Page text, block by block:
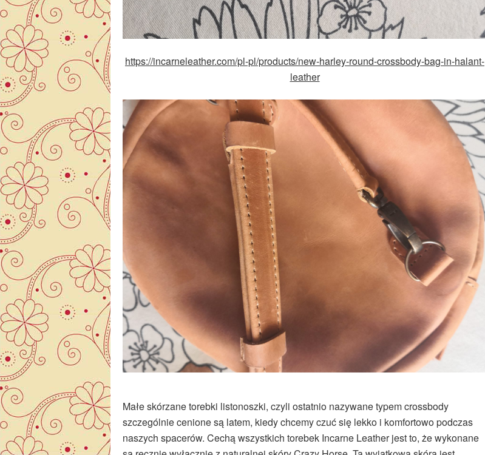
https://incarneleather.com/pl-pl/products/new-harley-round-crossbody-bag-in-halant-
leather
Małe skórzane torebki listonoszki, czyli ostatnio nazywane typem crossbody
szczególnie cenione są latem, kiedy chcemy czuć się lekko i komfortowo podczas
naszych spacerów. Cechą wszystkich torebek Incarne Leather jest to, że wykonane